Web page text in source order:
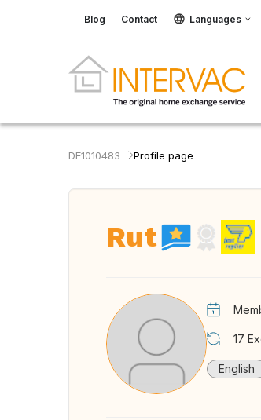
Blog Contact Languages
DE1010483 Profile page
Rut
17
English